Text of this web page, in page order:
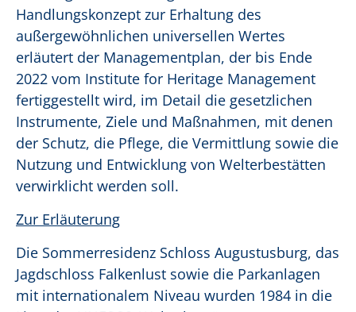
Handlungskonzept zur Erhaltung des
außergewöhnlichen universellen Wertes
erläutert der Managementplan, der bis Ende
2022 vom Institute for Heritage Management
fertiggestellt wird, im Detail die gesetzlichen
Instrumente, Ziele und Maßnahmen, mit denen
der Schutz, die Pflege, die Vermittlung sowie die
Nutzung und Entwicklung von Welterbestätten
verwirklicht werden soll.
Zur Erläuterung
Die Sommerresidenz Schloss Augustusburg, das
Jagdschloss Falkenlust sowie die Parkanlagen
mit internationalem Niveau wurden 1984 in die